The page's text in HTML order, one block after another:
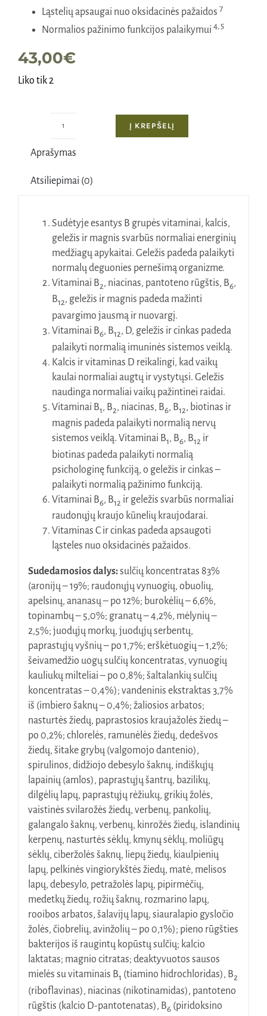
Ląstelių apsaugai nuo oksidacinės pažaidos 7
Normalios pažinimo funkcijos palaikymui 4, 5
43,00€
Liko tik 2
WOLZ
Į KREPŠELĮ
Aprašymas
Atsiliepimai (0)
Sudėtyje esantys B grupės vitaminai, kalcis,
geležis ir magnis svarbūs normaliai energinių
medžiagų apykaitai. Geležis padeda palaikyti
normalų deguonies pernešimą organizme.
Vitaminai B2, niacinas, pantoteno rūgštis, B6,
B12, geležis ir magnis padeda mažinti
pavargimo jausmą ir nuovargį.
Vitaminai B6, B12, D, geležis ir cinkas padeda
palaikyti normalią imuninės sistemos veiklą.
Kalcis ir vitaminas D reikalingi, kad vaikų
kaulai normaliai augtų ir vystytųsi. Geležis
naudinga normaliai vaikų pažintinei raidai.
Vitaminai B1, B2, niacinas, B6, B12, biotinas ir
magnis padeda palaikyti normalią nervų
sistemos veiklą. Vitaminai B1, B6, B12 ir
biotinas padeda palaikyti normalią
psichologinę funkciją, o geležis ir cinkas –
palaikyti normalią pažinimo funkciją.
Vitaminai B6, B12 ir geležis svarbūs normaliai
raudonųjų kraujo kūnelių kraujodarai.
Vitaminas C ir cinkas padeda apsaugoti
ląsteles nuo oksidacinės pažaidos.
Sudedamosios dalys:sulčių koncentratas 83%
(aronijų – 19%; raudonųjų vynuogių, obuolių,
apelsinų, ananasų – po 12%; burokėlių – 6,6%,
topinambų – 5,0%; granatų – 4,2%, mėlynių –
2,5%; juodųjų morkų, juodųjų serbentų,
paprastųjų vyšnių – po 1,7%; erškėtuogių – 1,2%;
šeivamedžio uogų sulčių koncentratas, vynuogių
kauliukų milteliai – po 0,8%; šaltalankių sulčių
koncentratas – 0,4%); vandeninis ekstraktas 3,7%
iš (imbiero šaknų – 0,4%; žaliosios arbatos;
nasturtės žiedų, paprastosios kraujažolės žiedų –
po 0,2%; chlorelės, ramunėlės žiedų, dedešvos
žiedų, šitake grybų (valgomojo dantenio),
spirulinos, didžiojo debesylo šaknų, indiškųjų
lapainių (amlos), paprastųjų šantrų, bazilikų,
dilgėlių lapų, paprastųjų rėžiukų, grikių žolės,
vaistinės svilarožės žiedų, verbenų, pankolių,
galangalo šaknų, verbenų, kinrožės žiedų, islandinių
kerpenų, nasturtės sėklų, kmynų sėklų, moliūgų
sėklų, ciberžolės šaknų, liepų žiedų, kiaulpienių
lapų, pelkinės vingiorykštės žiedų, matė, melisos
lapų, debesylo, petražolės lapų, pipirmėčių,
medetkų žiedų, rožių šaknų, rozmarino lapų,
rooibos arbatos, šalavijų lapų, siauralapio gysločio
žolės, čiobrelių, avinžolių – po 0,1%); pieno rūgšties
bakterijos iš raugintų kopūstų sulčių; kalcio
laktatas; magnio citratas; deaktyvuotos sausos
mielės su vitaminais B1 (tiamino hidrochloridas), B2
(riboflavinas), niacinas (nikotinamidas), pantoteno
rūgštis (kalcio D-pantotenatas), B6 (piridoksino